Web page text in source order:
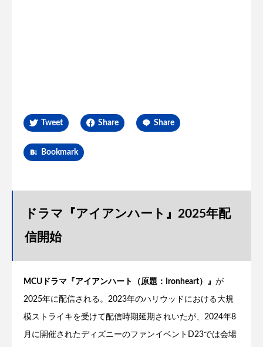
Tweet Share Share
Bookmark
ドラマ『アイアンハート』2025年配
信開始
MCUドラマ『アイアンハート（原題：Ironheart）』 が
2025年に配信される。2023年のハリウッドにおける大規
模ストライキを受けて配信時期延期されいたが、2024年8
月に開催されたディズニーのファンイベントD23では会場